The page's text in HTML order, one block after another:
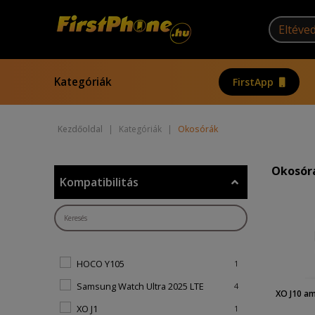
Kategóriák FirstApp
Kezdőoldal | Kategóriák | Okosórák
Kompatibilitás
HOCO Y105 1
Samsung Watch Ultra 2025 LTE 4
XO J1 1
XO J10